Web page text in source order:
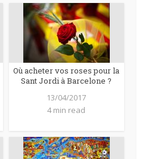
Où acheter vos roses pour la
Sant Jordi à Barcelone ?
13/04/2017
4 min read